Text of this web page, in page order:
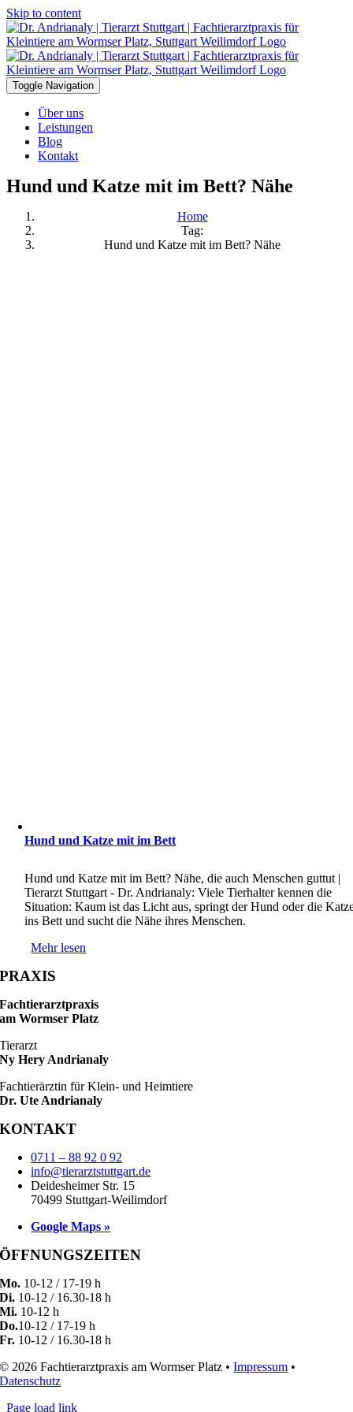
Skip to content
Toggle Navigation
Über uns
Leistungen
Blog
Kontakt
Hund und Katze mit im Bett? Nähe
Home
Tag:
Hund und Katze mit im Bett? Nähe
Hund und Katze mit im Bett
Hund und Katze mit im Bett? Nähe, die auch Menschen guttut |
Tierarzt Stuttgart - Dr. Andrianaly: Viele Tierhalter kennen die
Situation: Kaum ist das Licht aus, springt der Hund oder die
ins Bett und sucht die Nähe ihres Menschen.
Mehr lesen
PRAXIS
Fachtierarztpraxis
am Wormser Platz
Tierarzt
Ny Hery Andrianaly
Fachtierärztin für Klein- und Heimtiere
Dr. Ute Andrianaly
KONTAKT
0711 – 88 92 0 92
info@tierarztstuttgart.de
Deidesheimer Str. 15
70499 Stuttgart-Weilimdorf
Google Maps »
ÖFFNUNGSZEITEN
Mo. 10-12 / 17-19 h
Di. 10-12 / 16.30-18 h
Mi. 10-12 h
Do.10-12 / 17-19 h
Fr. 10-12 / 16.30-18 h
© 2026 Fachtierarztpraxis am Wormser Platz •Impressum •
Datenschutz
Page load link